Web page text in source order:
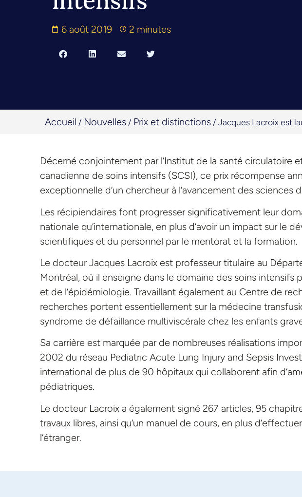
6 août 2019 2 minutes
Accueil / Nouvelles / Prix et distinctions / Jacques Lacroix est
Décerné conjointement par l’Institut de la santé circulatoire
canadienne de soins intensifs (SCSI), ce prix récompense
exceptionnelle d’un chercheur à l’avancement des sciences
Les récipiendaires font progresser significativement leur
nationale qu’internationale, en plus d’avoir un impact sur le
scientifiques et du personnel par le mentorat et la formation.
Le docteur Jacques Lacroix est professeur titulaire au
Montréal, où il enseigne dans le domaine des soins intensifs
et de l’épidémiologie. Travaillant également au Centre de
recherches portent essentiellement sur la médecine
syndrome de défaillance multiviscérale chez les enfants
Sa carrière est marquée par de nombreuses réalisations
2002 du réseau Pediatric Acute Lung Injury and Sepsis
international de plus de 90 hôpitaux qui collaborent afin
pédiatriques.
Le docteur Lacroix a également signé 267 articles, 95
travaux libres, ainsi qu’un manuel de cours, en plus
l’étranger.